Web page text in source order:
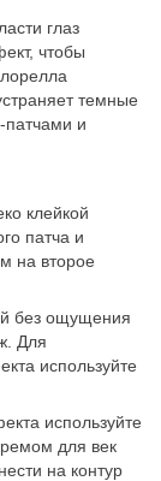
глаз
чтобы
темные
патчами и
клейкой
патча и
на второе
без ощущения
Для
используйте
используйте
для век
на контур